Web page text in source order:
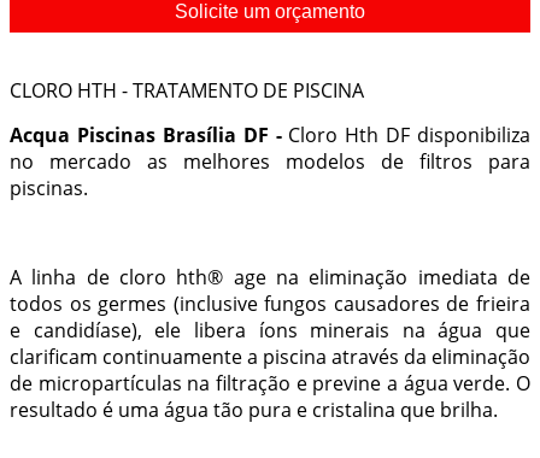
Solicite um orçamento
CLORO HTH - TRATAMENTO DE PISCINA
Acqua Piscinas Brasília DF -Cloro Hth DF disponibiliza
no mercado as melhores modelos de filtros para
piscinas.
A linha de cloro hth® age na eliminação imediata de
todos os germes (inclusive fungos causadores de frieira
e candidíase), ele libera íons minerais na água que
clarificam continuamente a piscina através da eliminação
de micropartículas na filtração e previne a água verde. O
resultado é uma água tão pura e cristalina que brilha.